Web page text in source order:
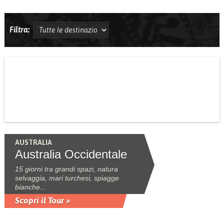
Filtra:
AUSTRALIA
Australia Occidentale
15 giorni tra grandi spazi, natura
selvaggia, mari turchesi, spiagge
bianche...
Scopri il Tour »